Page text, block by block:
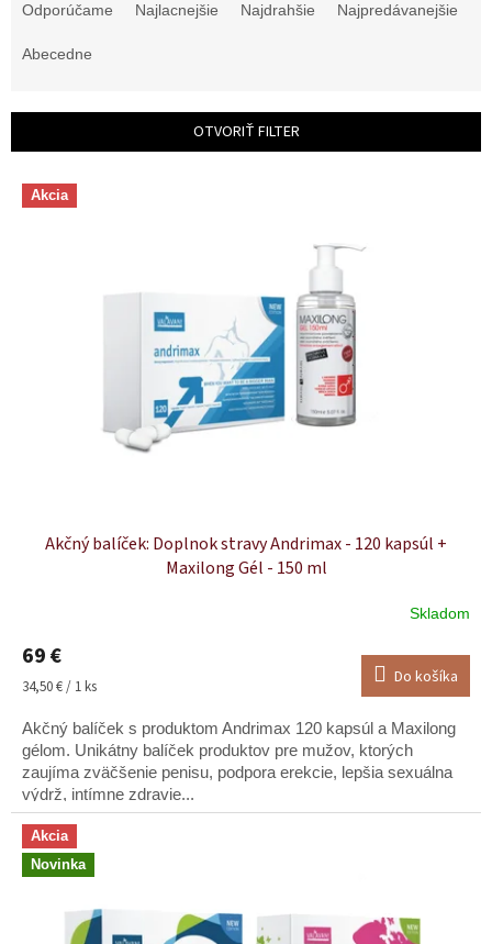
i
p
Odporúčame Najlacnejšie Najdrahšie Najpredávanejšie
Abecedne
OTVORIŤ FILTER
Akcia
Akčný balíček: Doplnok stravy Andrimax - 120 kapsúl +
Maxilong Gél - 150 ml
produktu
je
5,0
z
hviezdičiek.
Skladom
69 €
Jednotková
34,50 € / 1 ks Do košíka
Akčný balíček s produktom Andrimax 120 kapsúl a Maxilong
gélom. Unikátny balíček produktov pre mužov, ktorých
zaujíma zväčšenie penisu, podpora erekcie, lepšia sexuálna
výdrž, intímne zdravie...
Akcia
Novinka